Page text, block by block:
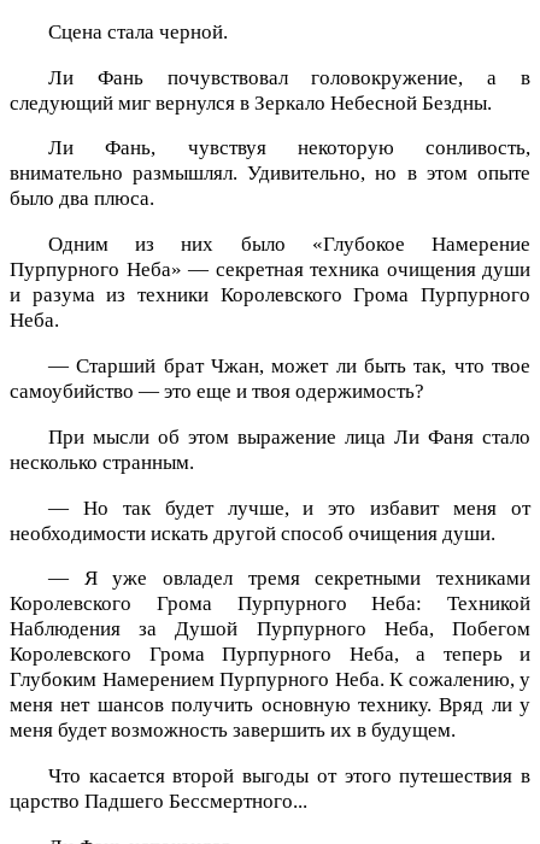
Сцена стала черной.
Ли Фань почувствовал головокружение, а в
следующий миг вернулся в Зеркало Небесной Бездны.
Ли Фань, чувствуя некоторую сонливость,
внимательно размышлял. Удивительно, но в этом опыте
было два плюса.
Одним из них было «Глубокое Намерение
Пурпурного Неба» — секретная техника очищения души
и разума из техники Королевского Грома Пурпурного
Неба.
— Старший брат Чжан, может ли быть так, что твое
самоубийство — это еще и твоя одержимость?
При мысли об этом выражение лица Ли Фаня стало
несколько странным.
— Но так будет лучше, и это избавит меня от
необходимости искать другой способ очищения души.
— Я уже овладел тремя секретными техниками
Королевского Грома Пурпурного Неба: Техникой
Наблюдения за Душой Пурпурного Неба, Побегом
Королевского Грома Пурпурного Неба, а теперь и
Глубоким Намерением Пурпурного Неба. К сожалению, у
меня нет шансов получить основную технику. Вряд ли у
меня будет возможность завершить их в будущем.
Что касается второй выгоды от этого путешествия в
царство Падшего Бессмертного...